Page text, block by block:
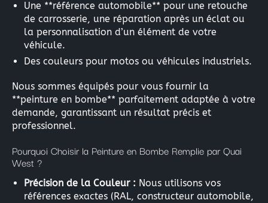
Une **référence automobile** pour une retouche
de carrosserie, une réparation après un éclat ou
la personnalisation d’un élément de votre
véhicule.
Des couleurs pour motos ou véhicules industriels.
Nous sommes équipés pour vous fournir la
**peinture en bombe** parfaitement adaptée à votre
demande, garantissant un résultat précis et
professionnel.
Pourquoi Choisir la Peinture en Bombe Remplie par Quai
West ?
Précision de la Couleur : Nous utilisons vos
références exactes (RAL, constructeur automobile,